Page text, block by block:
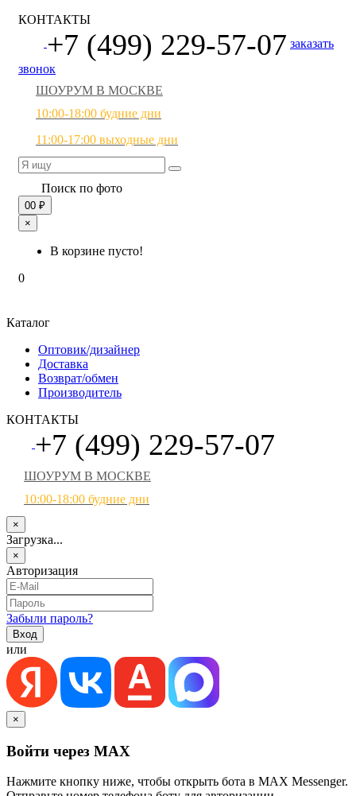
КОНТАКТЫ
+7 (499) 229-57-07 заказать
звонок
ШОУРУМ В МОСКВЕ
10:00-18:00 будние дни
11:00-17:00 выходные дни
Поиск по фото
00 ₽
×
В корзине пусто!
0
Каталог
Оптовик/дизайнер
Доставка
Возврат/обмен
Производитель
КОНТАКТЫ
+7 (499) 229-57-07
ШОУРУМ В МОСКВЕ
10:00-18:00 будние дни
×
Загрузка...
×
Авторизация
Забыли пароль?
или
×
Войти через MAX
Нажмите кнопку ниже, чтобы открыть бота в MAX Messenger.